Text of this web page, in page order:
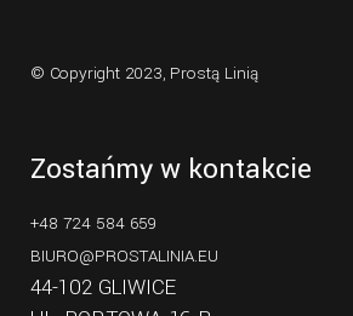
© Copyright 2023, Prostą Linią
Zostańmy w kontakcie
+48 724 584 659
BIURO@PROSTALINIA.EU
44-102 GLIWICE